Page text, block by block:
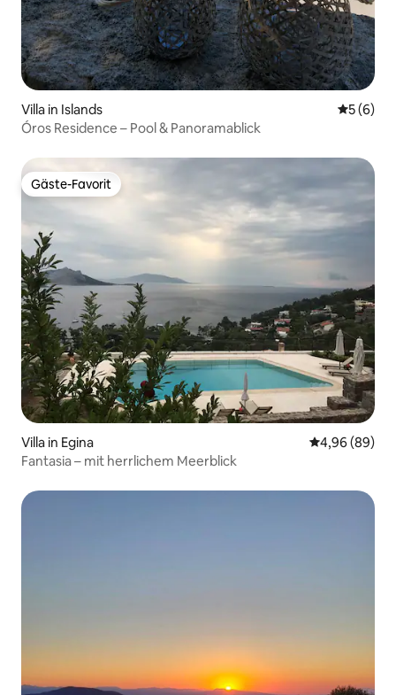
Villa in Islands
5 (6)
Óros Residence – Pool & Panoramablick
Gäste-Favorit
Gäste-Favorit
Villa in Egina
4,96 (89)
Fantasia – mit herrlichem Meerblick